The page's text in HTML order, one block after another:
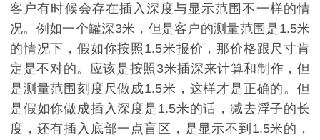
客户有时候会存在插入深度与显示范围不一样的情
况。例如一个罐深3米，但是客户的测量范围是1.5米
的情况下，假如你按照1.5米报价，那价格跟尺寸肯
定是不对的。应该是按照3米插深来计算和制作，但
是测量范围刻度尺做成1.5米，这样才是正确的。但
是假如你做成插入深度是1.5米的话，减去浮子的长
度，还有插入底部一点盲区，是显示不到1.5米的，